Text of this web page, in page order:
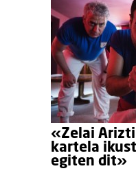
«Zelai
kartela
egiten dit»